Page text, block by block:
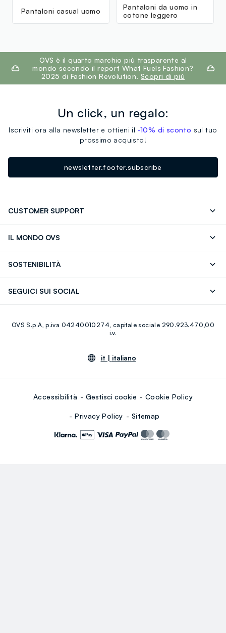
Pantaloni casual uomo
Pantaloni da uomo in
cotone leggero
footer.ariatitleOVS è il quarto marchio più trasparente al
mondo secondo il report What Fuels Fashion?
2025 di Fashion Revolution. Scopri di più
Un click, un regalo:
Iscriviti ora alla newsletter e ottieni il -10% di sconto sul tuo
prossimo acquisto!
newsletter.footer.subscribe
CUSTOMER SUPPORT
IL MONDO OVS
Giftcard
SOSTENIBILITÀ
SEGUICI SUI SOCIAL
Youtube Linkedin
OVS S.p.A, p.iva 04240010274, capitale sociale 290.923.470,00
i.v.
it | italiano
Accessibilità Gestisci cookie Cookie Policy
Privacy Policy Sitemap